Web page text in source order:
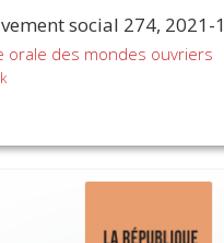
social 274, 2021-1
orale des mondes ouvriers